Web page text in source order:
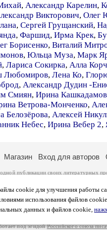
, Александр Карелин,
Викторович, Олег
, Сергей Грущанский,
, Фаршид, Ирма Крек,
Борисенко, Виталий
, Юльца Муза, Марк
, Лариса Сокирка, Алла
Любомиров, Лена Ко,
, Александр Дудин -
Смиян, Ирина
Ветрова-Монченко,
Белозёрова, Алексей
Небес, Ирина Вебер 2,
cookie для улучшения работы
использования файлов
данных и файлов cookie,
Магазин Вход для авторов
публикации своих литературных
. Перепечатка произведений
самостоятельно на основании
данных. Вы также можете
посетителей, которые в общей сумме
по две цифры: количество
под эгидойРоссийского союза